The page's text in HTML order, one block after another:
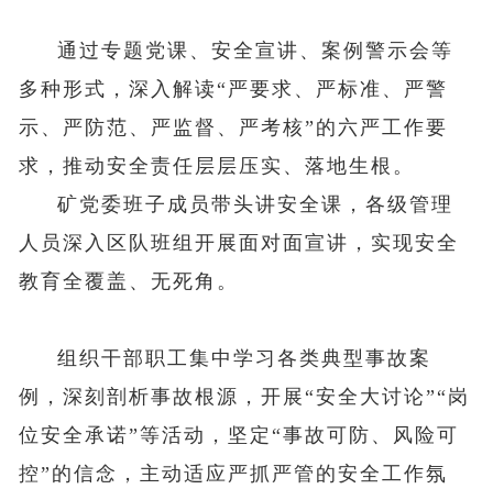
通过专题党课、安全宣讲、案例警示会等
多种形式，深入解读“严要求、严标准、严警
示、严防范、严监督、严考核”的六严工作要
求，推动安全责任层层压实、落地生根。
矿党委班子成员带头讲安全课，各级管理
人员深入区队班组开展面对面宣讲，实现安全
教育全覆盖、无死角。
组织干部职工集中学习各类典型事故案
例，深刻剖析事故根源，开展“安全大讨论”“岗
位安全承诺”等活动，坚定“事故可防、风险可
控”的信念，主动适应严抓严管的安全工作氛